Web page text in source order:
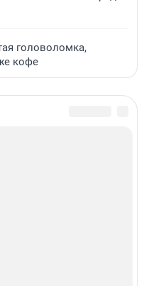
головоломка,
кофе